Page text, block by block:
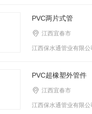
PVC两片式管
江西宜春市
江西保水通管业有限公
PVC超橡塑外管件
江西宜春市
江西保水通管业有限公